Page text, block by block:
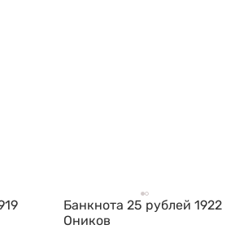
Банкнота 25 рублей 1922
Оников